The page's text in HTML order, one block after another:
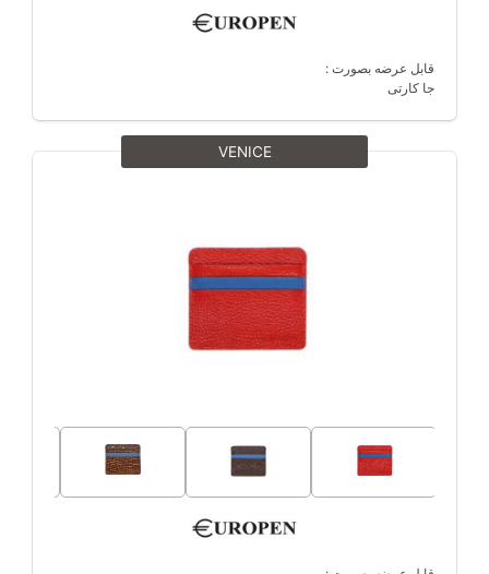
قابل عرضه بصورت :
جا کارتی
VENICE